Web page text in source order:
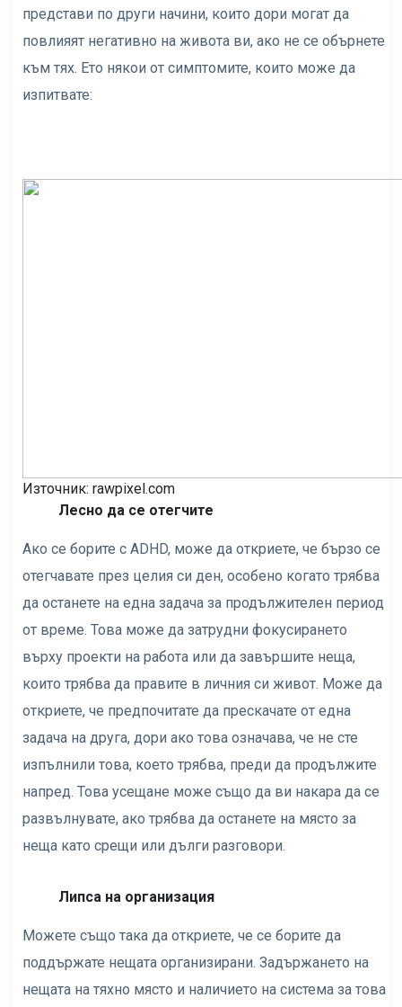
представи по други начини, които дори могат да
повлияят негативно на живота ви, ако не се обърнете
към тях. Ето някои от симптомите, които може да
изпитвате:
Източник: rawpixel.com
Лесно да се отегчите
Ако се борите с ADHD, може да откриете, че бързо се
отегчавате през целия си ден, особено когато трябва
да останете на една задача за продължителен период
от време. Това може да затрудни фокусирането
върху проекти на работа или да завършите неща,
които трябва да правите в личния си живот. Може да
откриете, че предпочитате да прескачате от една
задача на друга, дори ако това означава, че не сте
изпълнили това, което трябва, преди да продължите
напред. Това усещане може също да ви накара да се
развълнувате, ако трябва да останете на място за
неща като срещи или дълги разговори.
Липса на организация
Можете също така да откриете, че се борите да
поддържате нещата организирани. Задържането на
нещата на тяхно място и наличието на система за това